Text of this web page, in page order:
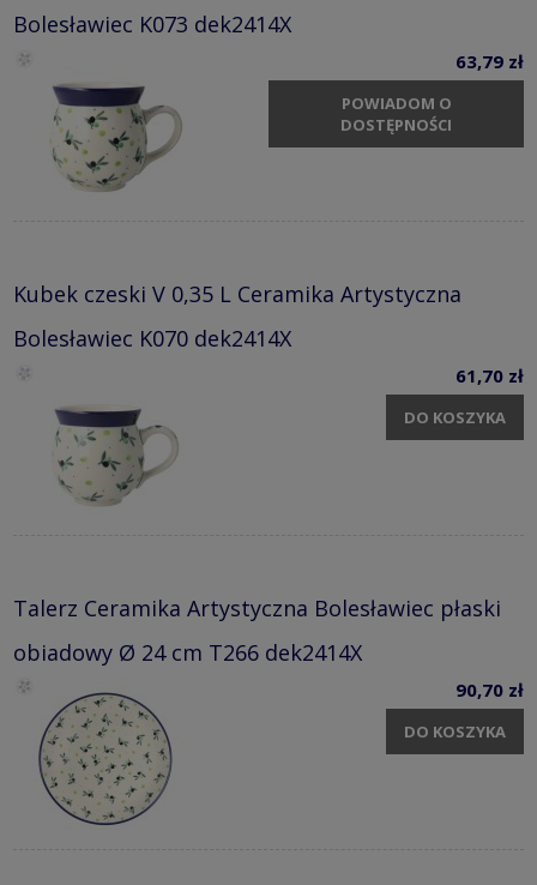
Bolesławiec K073 dek2414X
63,79 zł
POWIADOM O
DOSTĘPNOŚCI
Kubek czeski V 0,35 L Ceramika Artystyczna
Bolesławiec K070 dek2414X
61,70 zł
DO KOSZYKA
Talerz Ceramika Artystyczna Bolesławiec płaski
obiadowy Ø 24 cm T266 dek2414X
90,70 zł
DO KOSZYKA